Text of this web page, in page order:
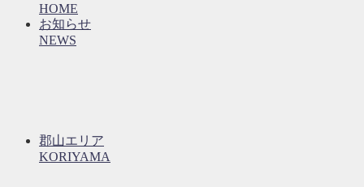
HOME
お知らせ
NEWS
郡山エリア
KORIYAMA